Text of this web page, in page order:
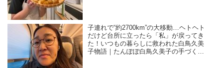
子連れで“約2700km”の大移動…ヘトヘト
だけど台所に立ったら「私」が戻ってき
た！いつもの暮らしに救われた白鳥久美
子物語｜たんぽぽ白鳥久美子の手づくり